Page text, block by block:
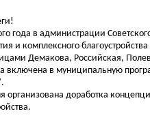
года в администрации
и комплексного
Демакова, Российская,
включена в муниципальную
организована доработка